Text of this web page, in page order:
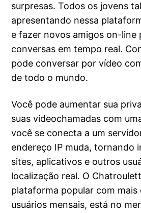
surpresas. Todos os jovens
apresentando nessa
e fazer novos amigos on-line
conversas em tempo real.
pode conversar por vídeo
de todo o mundo.
Você pode aumentar sua
suas videochamadas com
você se conecta a um
endereço IP muda, tornando
sites, aplicativos e outros
localização real. O
plataforma popular com mais
usuários mensais, está no